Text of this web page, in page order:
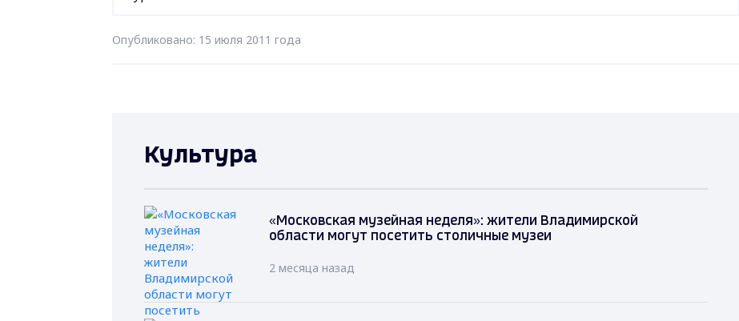
Опубликовано: 15 июля 2011 года
Культура
«Московская музейная неделя»: жители Владимирской
области могут посетить столичные музеи
2 месяца назад